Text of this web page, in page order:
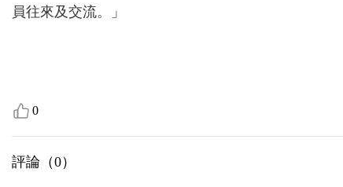
員往來及交流。」
0
評論（0）